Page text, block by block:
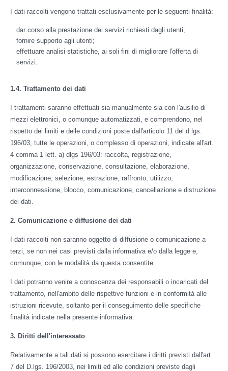
I dati raccolti vengono trattati esclusivamente per le seguenti finalità:
dar corso alla prestazione dei servizi richiesti dagli utenti;
fornire supporto agli utenti;
effettuare analisi statistiche, ai soli fini di migliorare l'offerta di
servizi.
1.4. Trattamento dei dati
I trattamenti saranno effettuati sia manualmente sia con l'ausilio di
mezzi elettronici, o comunque automatizzati, e comprendono, nel
rispetto dei limiti e delle condizioni poste dall'articolo 11 del d.lgs.
196/03, tutte le operazioni, o complesso di operazioni, indicate all'art.
4 comma 1 lett. a) dlgs 196/03: raccolta, registrazione,
organizzazione, conservazione, consultazione, elaborazione,
modificazione, selezione, estrazione, raffronto, utilizzo,
interconnessione, blocco, comunicazione, cancellazione e distruzione
dei dati.
2. Comunicazione e diffusione dei dati
I dati raccolti non saranno oggetto di diffusione o comunicazione a
terzi, se non nei casi previsti dalla informativa e/o dalla legge e,
comunque, con le modalità da questa consentite.
I dati potranno venire a conoscenza dei responsabili o incaricati del
trattamento, nell'ambito delle rispettive funzioni e in conformità alle
istruzioni ricevute, soltanto per il conseguimento delle specifiche
finalità indicate nella presente informativa.
3. Diritti dell'interessato
Relativamente a tali dati si possono esercitare i diritti previsti dall'art.
7 del D.lgs. 196/2003, nei limiti ed alle condizioni previste dagli